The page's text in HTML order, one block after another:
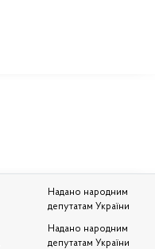
Надано народним
депутатам України
Надано народним
депутатам України